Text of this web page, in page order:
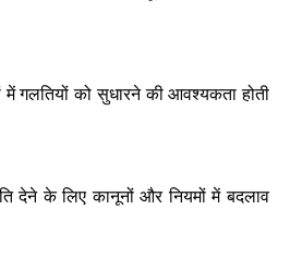
में गलतियों को सुधारने की आवश्यकता होती
देने के लिए कानूनों और नियमों में बदलाव